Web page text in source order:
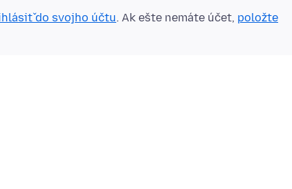
do svojho účtu. Ak ešte nemáte účet, položte